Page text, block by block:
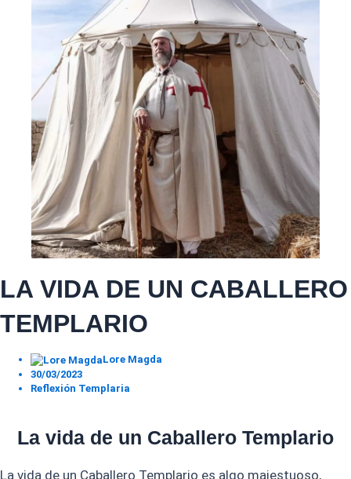
LA VIDA DE UN CABALLERO
TEMPLARIO
Lore Magda
30/03/2023
Reflexión Templaria
La vida de un Caballero Templario
La vida de un Caballero Templario es algo majestuoso,